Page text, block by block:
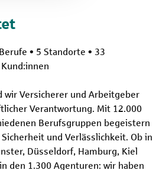
• 5 Standorte • 33
wir Versicherer und Arbeitgeber
Verantwortung. Mit 12.000
Berufsgruppen begeistern
und Verlässlichkeit. Ob in
Düsseldorf, Hamburg, Kiel
den 1.300 Agenturen: wir haben